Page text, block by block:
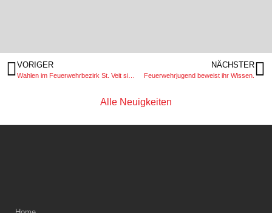
VORIGER NÄCHSTER
Feuerwehrjugend beweist ihr Wissen.
Alle Neuigkeiten